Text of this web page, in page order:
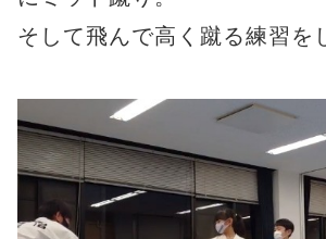
そして飛んで高く蹴る練習を